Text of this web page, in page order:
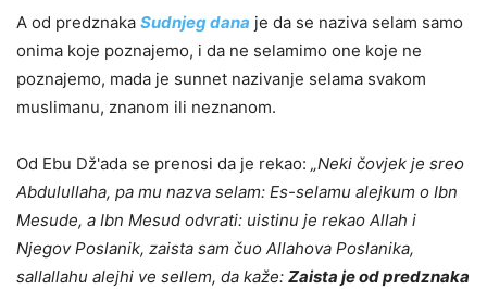
A od predznaka Sudnjeg dana je da se naziva selam samo
onima koje poznajemo, i da ne selamimo one koje ne
poznajemo, mada je sunnet nazivanje selama svakom
muslimanu, znanom ili neznanom.
Od Ebu Dž'ada se prenosi da je rekao: „Neki čovjek je sreo
Abdulullaha, pa mu nazva selam: Es-selamu alejkum o Ibn
Mesude, a Ibn Mesud odvrati: uistinu je rekao Allah i
Njegov Poslanik, zaista sam čuo Allahova Poslanika,
sallallahu alejhi ve sellem, da kaže: Zaista je od predznaka